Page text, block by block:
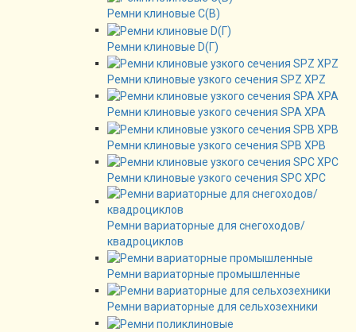
Ремни клиновые C(B)
Ремни клиновые D(Г)
Ремни клиновые узкого сечения SPZ XPZ
Ремни клиновые узкого сечения SPA XPA
Ремни клиновые узкого сечения SPB XPB
Ремни клиновые узкого сечения SPC XPC
Ремни вариаторные для снегоходов/
квадроциклов
Ремни вариаторные промышленные
Ремни вариаторные для сельхозехники